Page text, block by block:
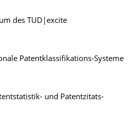
des TUD|excite
Patentklassifikations-Systeme
und Patentzitats-